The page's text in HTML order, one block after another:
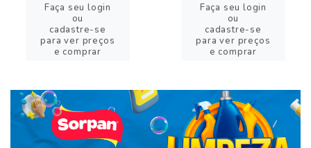
Faça seu login
ou
cadastre-se
para ver preços
e comprar
Faça seu login
ou
cadastre-se
para ver preços
e comprar